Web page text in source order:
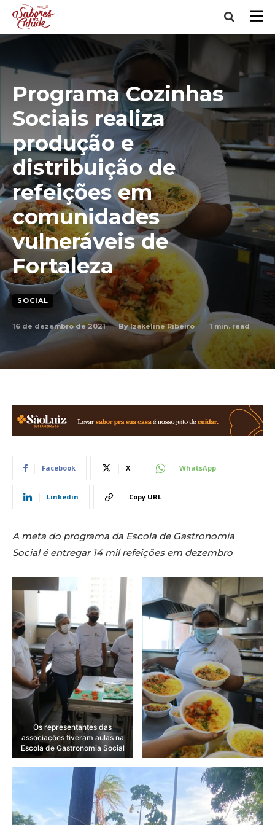
Programa Cozinhas
Sociais realiza
produção e
distribuição de
refeições em
comunidades
vulneráveis de
Fortaleza
SOCIAL
16 de dezembro de 2021 By Izakeline Ribeiro 1 min. read
Facebook X WhatsApp
Linkedin Copy URL
A meta do programa da Escola de Gastronomia
Social é entregar 14 mil refeições em dezembro
Os representantes das
associações tiveram aulas na
Escola de Gastronomia Social